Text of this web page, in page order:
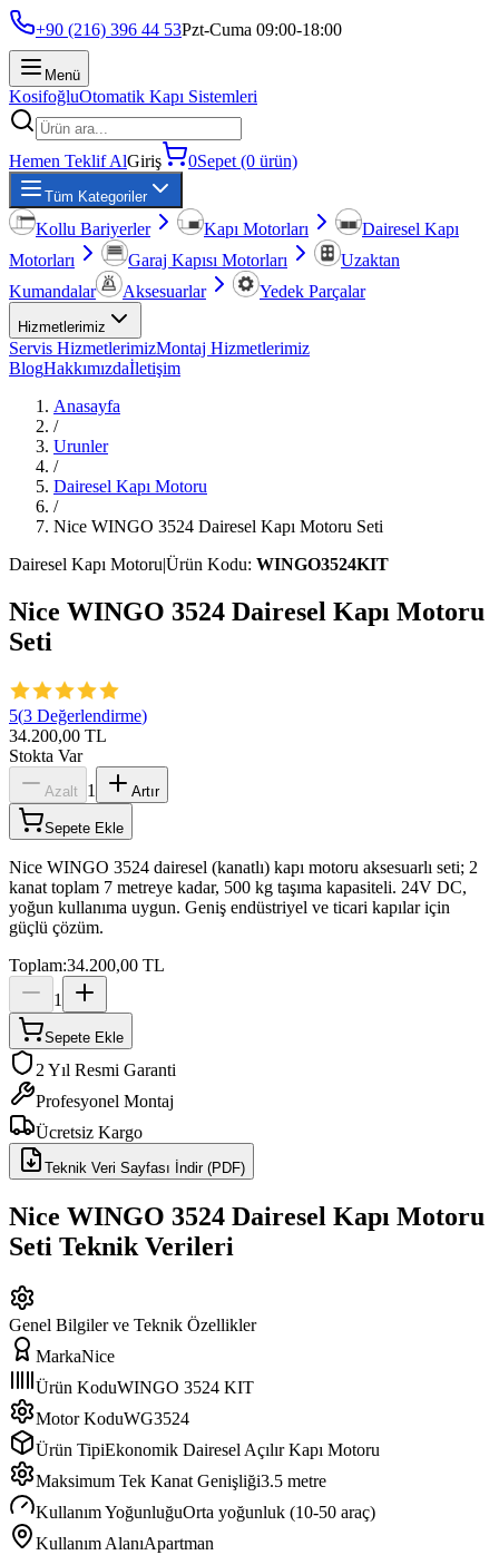
+90 (216) 396 44 53Pzt-Cuma 09:00-18:00
Menü
KosifoğluOtomatik Kapı Sistemleri
Hemen Teklif AlGiriş 0Sepet (0 ürün)
Tüm Kategoriler
Kollu Bariyerler Kapı Motorları
Dairesel Kapı
Motorları
Garaj Kapısı Motorları
Uzaktan
Kumandalar
Aksesuarlar Yedek Parçalar
Hizmetlerimiz
Servis HizmetlerimizMontaj Hizmetlerimiz
BlogHakkımızdaİletişim
Anasayfa
/
Urunler
/
Dairesel Kapı Motoru
/
Nice WINGO 3524 Dairesel Kapı Motoru Seti
Dairesel Kapı Motoru|Ürün Kodu: WINGO3524KIT
Nice WINGO 3524 Dairesel Kapı Motoru
Seti
5(3 Değerlendirme)
34.200,00 TL
Stokta Var
Azalt 1 Artır
Sepete Ekle
Nice WINGO 3524 dairesel (kanatlı) kapı motoru aksesuarlı seti; 2
kanat toplam 7 metreye kadar, 500 kg taşıma kapasiteli. 24V DC,
yoğun kullanıma uygun. Geniş endüstriyel ve ticari kapılar için
güçlü çözüm.
Toplam:34.200,00 TL
1
Sepete Ekle
2 Yıl Resmi Garanti
Profesyonel Montaj
Ücretsiz Kargo
Teknik Veri Sayfası İndir (PDF)
Nice WINGO 3524 Dairesel Kapı Motoru
Seti Teknik Verileri
Genel Bilgiler ve Teknik Özellikler
MarkaNice
Ürün KoduWINGO 3524 KIT
Motor KoduWG3524
Ürün TipiEkonomik Dairesel Açılır Kapı Motoru
Maksimum Tek Kanat Genişliği3.5 metre
Kullanım YoğunluğuOrta yoğunluk (10-50 araç)
Kullanım AlanıApartman